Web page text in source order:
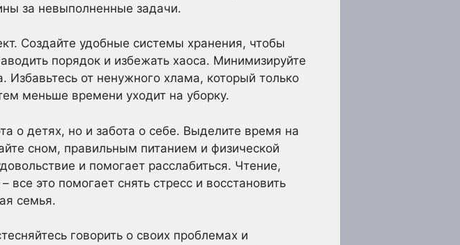
за невыполненные задачи.
Создайте удобные системы хранения, чтобы
порядок и избежать хаоса. Минимизируйте
Избавьтесь от ненужного хлама, который только
меньше времени уходит на уборку.
о детях, но и забота о себе. Выделите время на
сном, правильным питанием и физической
и помогает расслабиться. Чтение,
все это помогает снять стресс и восстановить
семья.
говорить о своих проблемах и